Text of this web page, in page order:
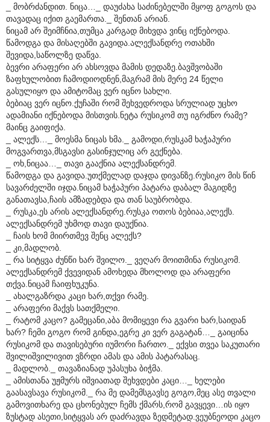
_ მობრძანდით. ნიცა…_ დაუძახა საძინებელში მყოფ გოგოს და
თავადაც იქით გაემართა._ შენთან არიან.
ნიცამ არ შეიმჩნია,თუმცა კარგად მიხვდა ვინც იქნებოდა.
წამოდგა და მისაღებში გავიდა.ალექსანდრე ოთახში
შევიდა,საწოლზე დაწვა.
ბევრი არაფერი არ ახსოვდა მამის დედაზე.ბავშვობაში
ზაფხულობით ჩამოდიოდნენ,მაგრამ მის მერე 24 წელი
გასულიყო და ამიტომაც ვერ იცნო სახლი.
ბებიაც ვერ იცნო.ქუჩაში რომ შეხვედროდა სრულიად უცხო
ადამიანი იქნებოდა მისთვის.ნეტა რუსიკომ თუ იგრძნო რამე?
მაინც გაიფიქა.
_ ალექს…_ მოესმა ნიცას ხმა._ გამოდი,რუსკამ ხაჭაპური
მოგვართვა,მსგავსი გასინჯულიც არ გექნება.
_ ოხ,ნიცაა…_ თავი გააქნია ალექსანდრემ.
წამოდგა და გავიდა.უთქმელად დაჯდა დივანზე.რუსიკო მის წინ
სავარძელში იჯდა.ნიცამ ხაჭაპური პატარა დაბალ მაგიდზე
განათავსა,ჩაის ამზადებდა და თან საუბრობდა.
_ რუსკა,ეს არის ალექსანდრე.რუსკა ოთოს ბებიაა,ალექს.
ალექსანდრემ უხმოდ თავი დაუქნია.
_ ჩაის ხომ მიირთმევ შენც ალექს?
_ კი,მადლობ.
_ რა სიტყვა ძუნწი ხარ შვილო._ ვეღარ მოითმინა რუსიკომ.
ალექსანდრემ ქვევიდან ამოხედა მხოლოდ და არაფერი
თქვა.ნიცამ ჩაიფხუკუნა.
_ ახალგაზრდა კაცი ხარ,თქვი რამე.
_ არაფერი მაქვს სათქმელი.
_ რატომ კაცო? გამეცანი,აბა მომიყევი რა გვარი ხარ,საიდან
ხარ? ჩემი გოგო რომ გინდა,ეგრე კი ვერ გაგატან…_ გაიცინა
რუსიკომ და თავისებური იუმორი ჩართო._ ექვსი თვეა საკუთარი
შვილიშვილივით ვზრდი ამას და ამის პატარასაც.
_ მადლობ._ თავაზიანად უპასუხა ბიჭმა.
_ ამისთანა უჟმურს იშვიათად შეხვდები კაცი…_ ხელები
გაასავსავა რუსიკომ._ რა მე დამემსგავსე გოგო,მეც ასე თვალი
გამოვითხარე და ცხონებულ ჩემს ქმარს,რომ გავყევი…ის იყო
ზუსტად ასეთი,სიტყვას არ დაძრავდა ზედმეტად.ვეუბნეოდი კაცო